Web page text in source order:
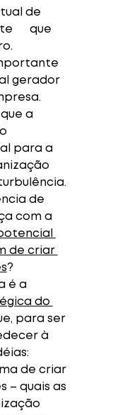
de
que
gerador
a
para a
de
com a
de criar
?
é a
do
para ser
à
de criar
– quais as